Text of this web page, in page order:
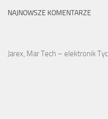
NAJNOWSZE KOMENTARZE
Jarex, Mar Tech – elektronik